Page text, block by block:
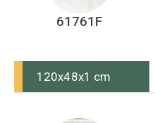
61761F
120x48x1 cm